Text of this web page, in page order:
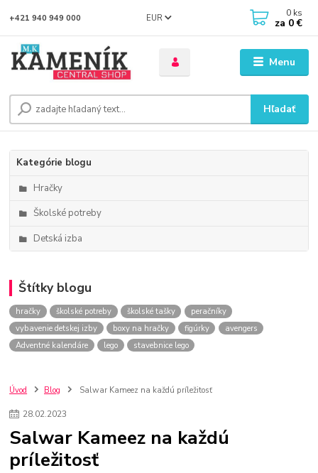
Menu
EUR
Hľadať
+421 940 949 000 0 ks
za 0 €
Kategórie blogu
Hračky
Školské potreby
Detská izba
Štítky blogu
hračky školské potreby školské tašky
peračníky
vybavenie detskej izby
boxy na hračky figúrky
avengers
Adventné kalendáre
lego stavebnice lego
Úvod Blog Salwar Kameez na každú príležitosť
28.02.2023
Salwar Kameez na každú
príležitosť